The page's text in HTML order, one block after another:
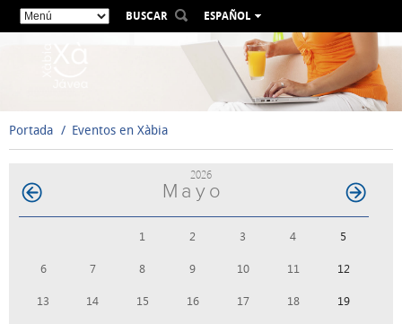
BUSCAR
ESPAÑOL
VALENCIÀ
ENGLISH
FRANÇAIS
Portada Eventos en Xàbia
2026
Mayo
1 2 3 4 5
6 7 8 9 10 11 12
13 14 15 16 17 18 19